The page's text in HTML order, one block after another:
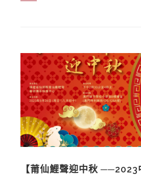
【莆仙鯉聲迎中秋